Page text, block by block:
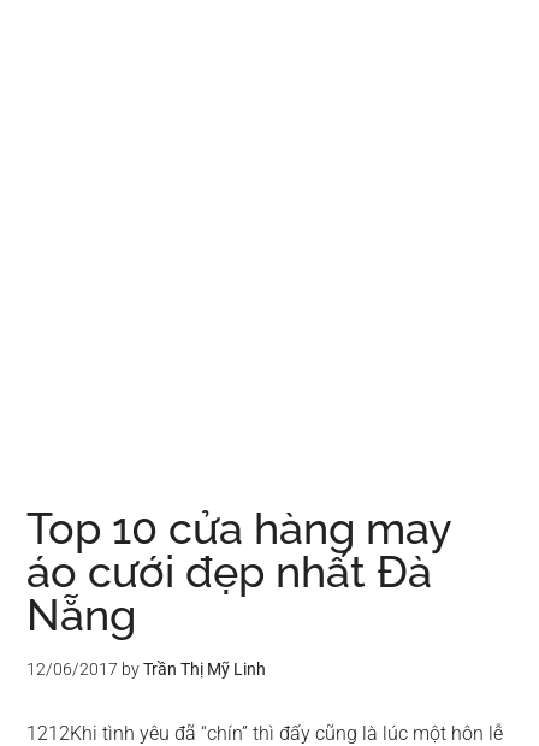
Top 10 cửa hàng may
áo cưới đẹp nhất Đà
Nẵng
12/06/2017 byTrần Thị Mỹ Linh
1212Khi tình yêu đã “chín” thì đấy cũng là lúc một hôn lễ